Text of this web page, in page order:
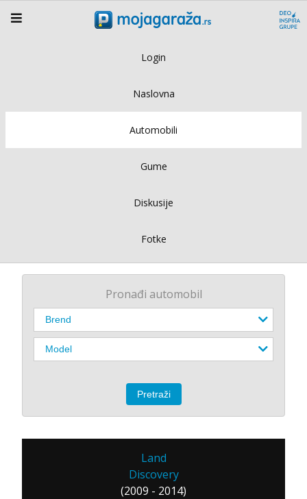
Login
Naslovna
Automobili
Gume
Diskusije
Fotke
Pronađi automobil
Land
Discovery
(2009 - 2014)